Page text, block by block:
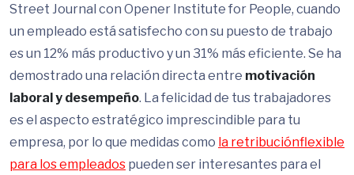
Street Journal con Opener Institute for People, cuando
un empleado está satisfecho con su puesto de trabajo
es un 12% más productivo y un 31% más eficiente. Se ha
demostrado una relación directa entre motivación
laboral y desempeño. La felicidad de tus trabajadores
es el aspecto estratégico imprescindible para tu
empresa, por lo que medidas como la retribuciónflexible
para los empleados pueden ser interesantes para el